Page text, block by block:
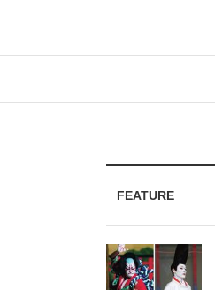
FEATURE